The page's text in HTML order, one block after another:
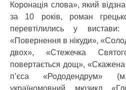
Коронація слова», який
за 10 років, роман
перевтілились у
«Повернення в нікуди»,
двох», «Стежечка
повертається дощ», «Скажена
п’єса «Рододендрум»
україномовний мюзикл